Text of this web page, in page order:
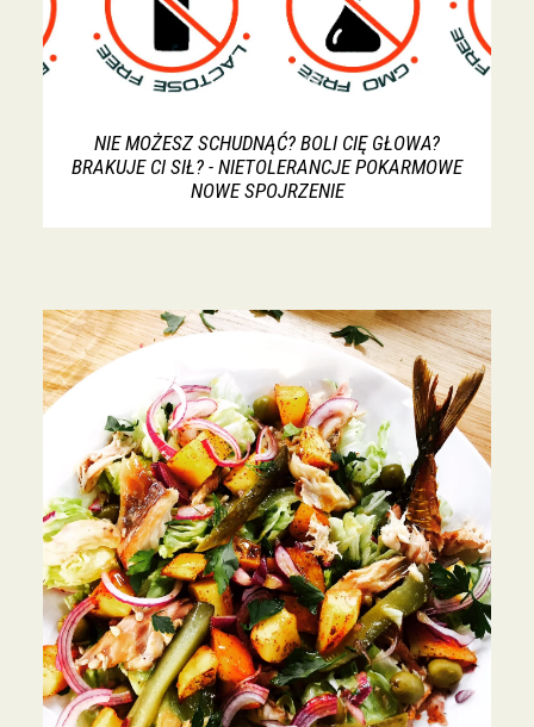
NIE MOŻESZ SCHUDNĄĆ? BOLI CIĘ GŁOWA?
BRAKUJE CI SIŁ? - NIETOLERANCJE POKARMOWE
NOWE SPOJRZENIE